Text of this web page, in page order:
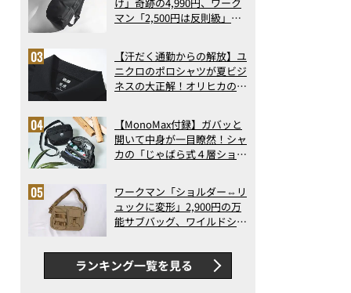
トロなアクセ感覚で使えます
け」奇跡の4,990円、ワーク
マン「2,500円は反則級」凄
ト3】（2026年6月版）
【汗だく通勤からの解放】ユ
ニクロのポロシャツが夏ビジ
ネスの大正解！オリヒカの透
アの実力
【MonoMax付録】ガバッと
開いて中身が一目瞭然！シャ
カの「じゃばら式４層ショル
った！
ワークマン「ショルダー⇔リ
ュックに変形」2,900円の万
能サブバッグ、ワイルドシン
録…ほか【休日バッグの人気
記事ランキングベスト3】
（2026年6月版）
ランキング一覧を見る